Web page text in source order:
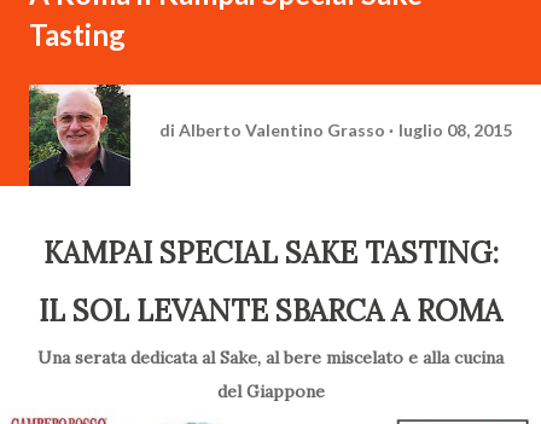
Tasting
di Alberto Valentino Grasso luglio 08, 2015
KAMPAI SPECIAL SAKE TASTING:
IL SOL LEVANTE SBARCA A ROMA
Una serata dedicata al Sake, al bere miscelato e alla cucina
del Giappone